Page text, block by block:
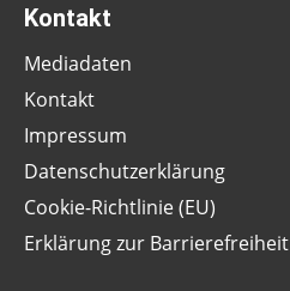
Kontakt
Mediadaten
Kontakt
Impressum
Datenschutzerklärung
Cookie-Richtlinie (EU)
Erklärung zur Barrierefreiheit